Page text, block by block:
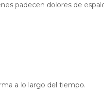
padecen dolores de
a lo largo del tiempo.